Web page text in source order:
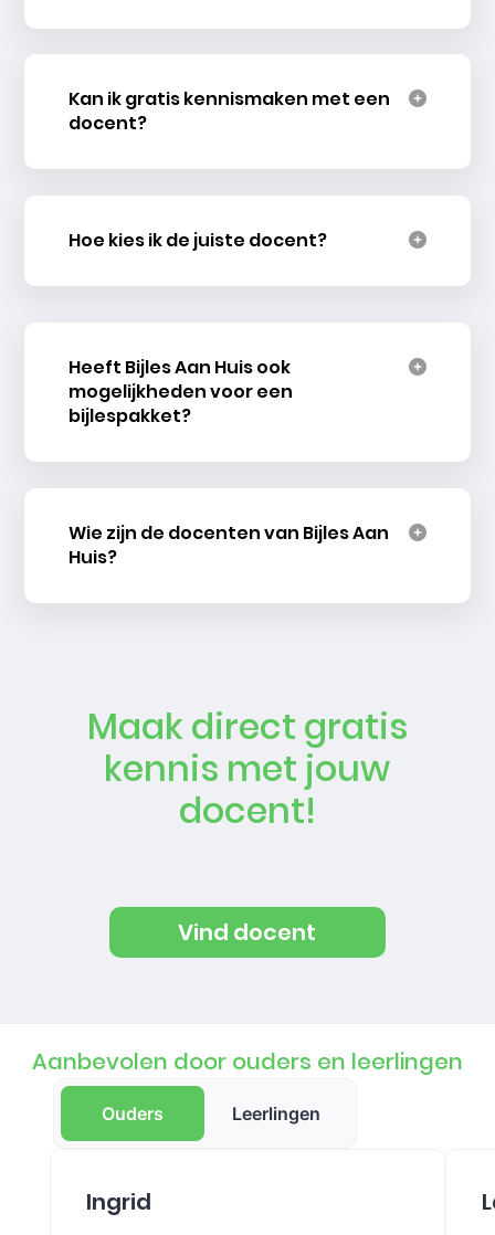
Kan ik gratis kennismaken met een
docent?
Hoe kies ik de juiste docent?
Heeft Bijles Aan Huis ook
mogelijkheden voor een
bijlespakket?
Wie zijn de docenten van Bijles Aan
Huis?
Maak direct gratis
kennis met jouw
docent!
Vind docent
Aanbevolen door ouders en leerlingen
Ouders Leerlingen
Ingrid